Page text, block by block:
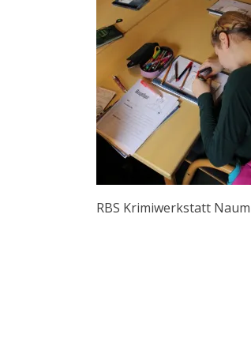
RBS Krimiwerkstatt